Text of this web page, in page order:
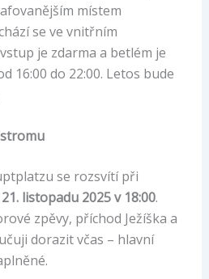
místem
se ve vnitřním
je zdarma a betlém je
16:00 do 22:00. Letos bude
se rozsvítí při
listopadu 2025 v 18:00.
zpěvy, příchod Ježíška a
dorazit včas – hlavní